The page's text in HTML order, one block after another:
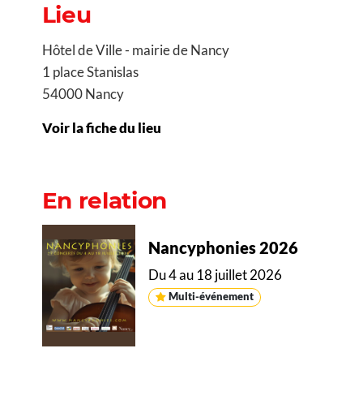
Lieu
Hôtel de Ville - mairie de Nancy
1 place Stanislas
54000 Nancy
Voir la fiche du lieu
En relation
Nancyphonies 2026
Du 4 au 18 juillet 2026
Multi-événement